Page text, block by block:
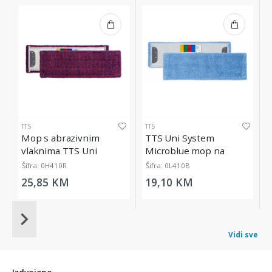
TTS
Mop s abrazivnim
vlaknima TTS Uni
System Ultrasafe, 40 cm
Šifra: 0H410R
25,85 KM
TTS
TTS Uni System
Microblue mop na
kopčanje, 40 cm
Šifra: 0L410B
19,10 KM
Item
Vidi sve